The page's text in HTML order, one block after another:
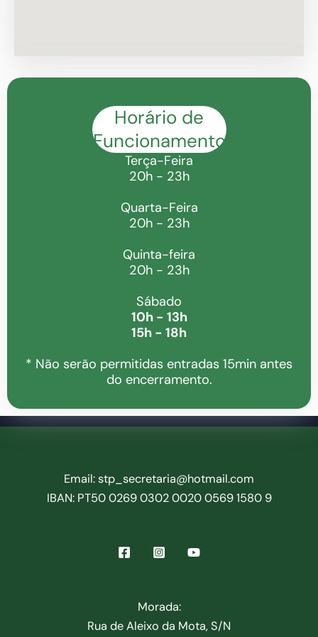
Horário de
Funcionamento
Terça-Feira
20h - 23h
Quarta-Feira
20h - 23h
Quinta-feira
20h - 23h
Sábado
10h - 13h
15h - 18h
* Não serão permitidas entradas 15min antes
do encerramento.
Email: stp_secretaria@hotmail.com
IBAN: PT50 0269 0302 0020 0569 1580 9
Morada:
Rua de Aleixo da Mota, S/N